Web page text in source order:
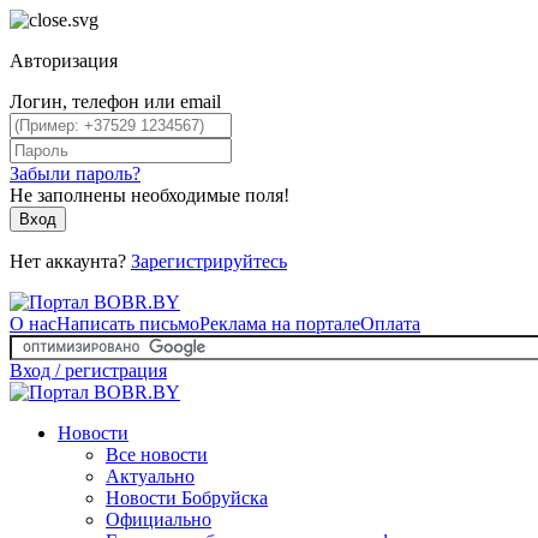
Авторизация
Логин, телефон или email
Забыли пароль?
Не заполнены необходимые поля!
Вход
Нет аккаунта? Зарегистрируйтесь
О насНаписать письмоРеклама на порталеОплата
Вход / регистрация
Новости
Все новости
Актуально
Новости Бобруйска
Официально